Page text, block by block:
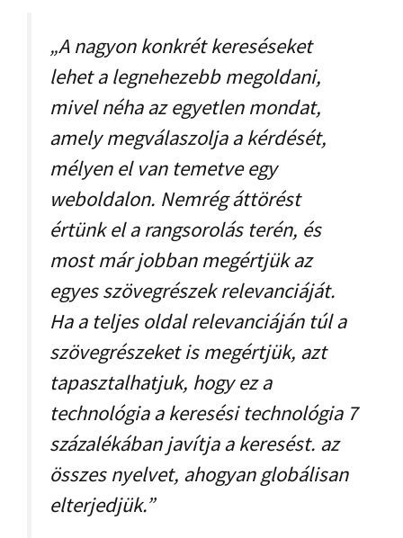
„A nagyon konkrét kereséseket
lehet a legnehezebb megoldani,
mivel néha az egyetlen mondat,
amely megválaszolja a kérdését,
mélyen el van temetve egy
weboldalon. Nemrég áttörést
értünk el a rangsorolás terén, és
most már jobban megértjük az
egyes szövegrészek relevanciáját.
Ha a teljes oldal relevanciáján túl a
szövegrészeket is megértjük, azt
tapasztalhatjuk, hogy ez a
technológia a keresési technológia 7
százalékában javítja a keresést. az
összes nyelvet, ahogyan globálisan
elterjedjük.”